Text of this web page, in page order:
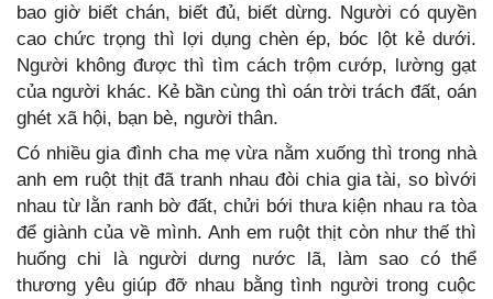
bao giờ biết chán, biết đủ, biết dừng. Người có quyền
cao chức trọng thì lợi dụng chèn ép, bóc lột kẻ dưới.
Người không được thì tìm cách trộm cướp, lường gạt
của người khác. Kẻ bần cùng thì oán trời trách đất, oán
ghét xã hội, bạn bè, người thân.
Có nhiều gia đình cha mẹ vừa nằm xuống thì trong nhà
anh em ruột thịt đã tranh nhau đòi chia gia tài, so bìvới
nhau từ lằn ranh bờ đất, chửi bới thưa kiện nhau ra tòa
để giành của về mình. Anh em ruột thịt còn như thế thì
huống chi là người dưng nước lã, làm sao có thể
thương yêu giúp đỡ nhau bằng tình người trong cuộc